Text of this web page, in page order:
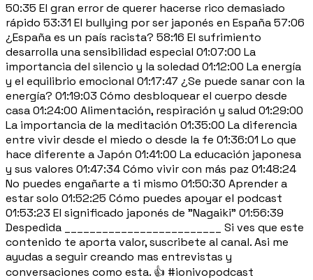
50:35 El gran error de querer hacerse rico demasiado
rápido 53:31 El bullying por ser japonés en España 57:06
¿España es un país racista? 58:16 El sufrimiento
desarrolla una sensibilidad especial 01:07:00 La
importancia del silencio y la soledad 01:12:00 La energía
y el equilibrio emocional 01:17:47 ¿Se puede sanar con la
energía? 01:19:03 Cómo desbloquear el cuerpo desde
casa 01:24:00 Alimentación, respiración y salud 01:29:00
La importancia de la meditación 01:35:00 La diferencia
entre vivir desde el miedo o desde la fe 01:36:01 Lo que
hace diferente a Japón 01:41:00 La educación japonesa
y sus valores 01:47:34 Cómo vivir con más paz 01:48:24
No puedes engañarte a ti mismo 01:50:30 Aprender a
estar solo 01:52:25 Cómo puedes apoyar el podcast
01:53:23 El significado japonés de "Nagaiki" 01:56:39
Despedida _________________________ Si ves que este
contenido te aporta valor, suscribete al canal. Asi me
ayudas a seguir creando mas entrevistas y
conversaciones como esta. 👍 #ionivopodcast